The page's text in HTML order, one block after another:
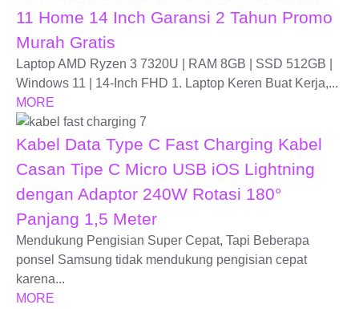
11 Home 14 Inch Garansi 2 Tahun Promo
Murah Gratis
Laptop AMD Ryzen 3 7320U | RAM 8GB | SSD 512GB |
Windows 11 | 14-Inch FHD 1. Laptop Keren Buat Kerja,...
MORE
Kabel Data Type C Fast Charging Kabel
Casan Tipe C Micro USB iOS Lightning
dengan Adaptor 240W Rotasi 180°
Panjang 1,5 Meter
Mendukung Pengisian Super Cepat, Tapi Beberapa
ponsel Samsung tidak mendukung pengisian cepat
karena...
MORE